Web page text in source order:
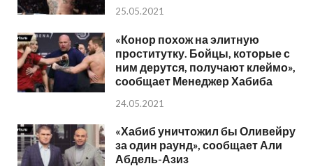
25.05.2021
«Конор похож на элитную
проститутку. Бойцы, которые с
ним дерутся, получают клеймо»,
сообщает Менеджер Хабиба
24.05.2021
«Хабиб уничтожил бы Оливейру
за один раунд», сообщает Али
Абдель-Азиз